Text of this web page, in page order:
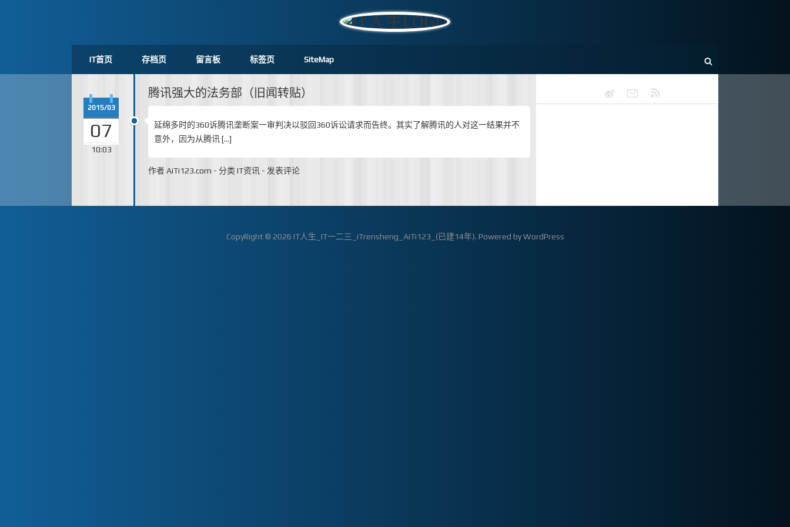
IT首页 存档页 留言板 标签页 SiteMap
腾讯强大的法务部（旧闻转贴）
2015/03
07
10:03
延绵多时的360诉腾讯垄断案一审判决以驳回360诉讼请求而告终。其实了解腾讯的人对这一结果并不
意外，因为从腾讯 […]
作者AiTi123.com - 分类 IT资讯 - 发表评论
CopyRight © 2026 IT人生_IT一二三_iTrensheng_AiTi123_(已建14年). Powered byWordPress